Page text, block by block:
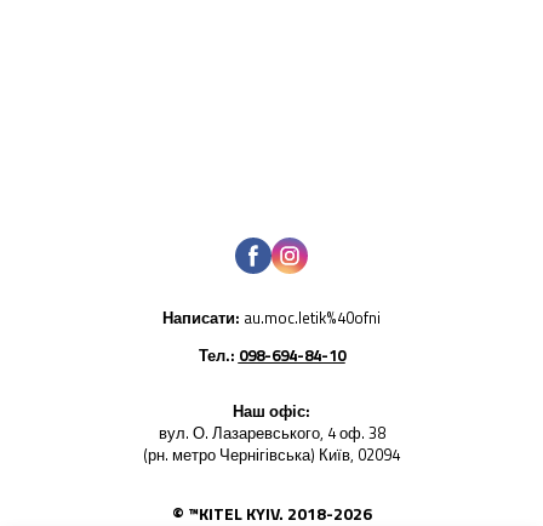
Написати: au.moc.letik%40ofni
Тел.: 098-694-84-10
Наш офіс:
вул. О. Лазаревського, 4 оф. 38
(рн. метро Чернігівська) Київ, 02094
© ™KITEL KYIV. 2018-2026